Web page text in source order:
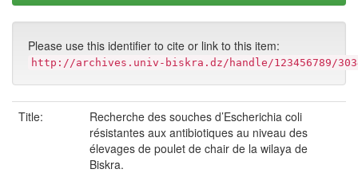
Please use this identifier to cite or link to this item:
http://archives.univ-biskra.dz/handle/123456789/
Title:
Recherche des souches d’Escherichia coli
résistantes aux antibiotiques au niveau des
élevages de poulet de chair de la wilaya de
Biskra.